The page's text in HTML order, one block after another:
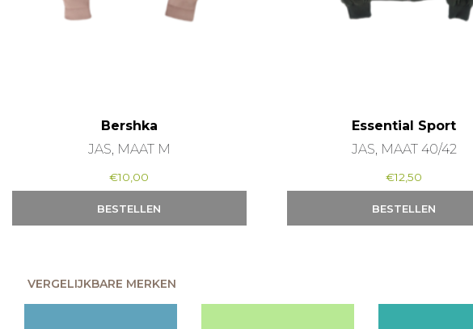
Bershka
JAS, MAAT M
€10,00
BESTELLEN
Essential Sport
JAS, MAAT 40/42
€12,50
BESTELLEN
VERGELIJKBARE MERKEN